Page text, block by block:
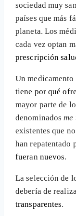
sociedad muy
países que más
planeta. Los
cada vez optan
prescripción
Un
tiene por qué
mayor parte de
denominadosme
existentes que
han repatentado
fueran nuevos.
La selección de
debería de
transparentes.